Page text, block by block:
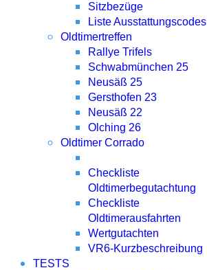
Sitzbezüge
Liste Ausstattungscodes
Oldtimertreffen
Rallye Trifels
Schwabmünchen 25
Neusäß 25
Gersthofen 23
Neusäß 22
Olching 26
Oldtimer Corrado
Checkliste
Oldtimerbegutachtung
Checkliste
Oldtimerausfahrten
Wertgutachten
VR6-Kurzbeschreibung
TESTS